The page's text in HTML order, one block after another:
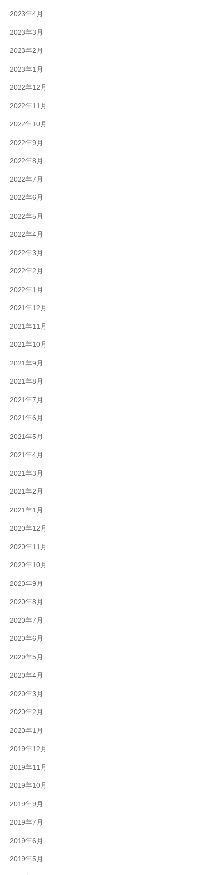
2023年4月
2023年3月
2023年2月
2023年1月
2022年12月
2022年11月
2022年10月
2022年9月
2022年8月
2022年7月
2022年6月
2022年5月
2022年4月
2022年3月
2022年2月
2022年1月
2021年12月
2021年11月
2021年10月
2021年9月
2021年8月
2021年7月
2021年6月
2021年5月
2021年4月
2021年3月
2021年2月
2021年1月
2020年12月
2020年11月
2020年10月
2020年9月
2020年8月
2020年7月
2020年6月
2020年5月
2020年4月
2020年3月
2020年2月
2020年1月
2019年12月
2019年11月
2019年10月
2019年9月
2019年7月
2019年6月
2019年5月